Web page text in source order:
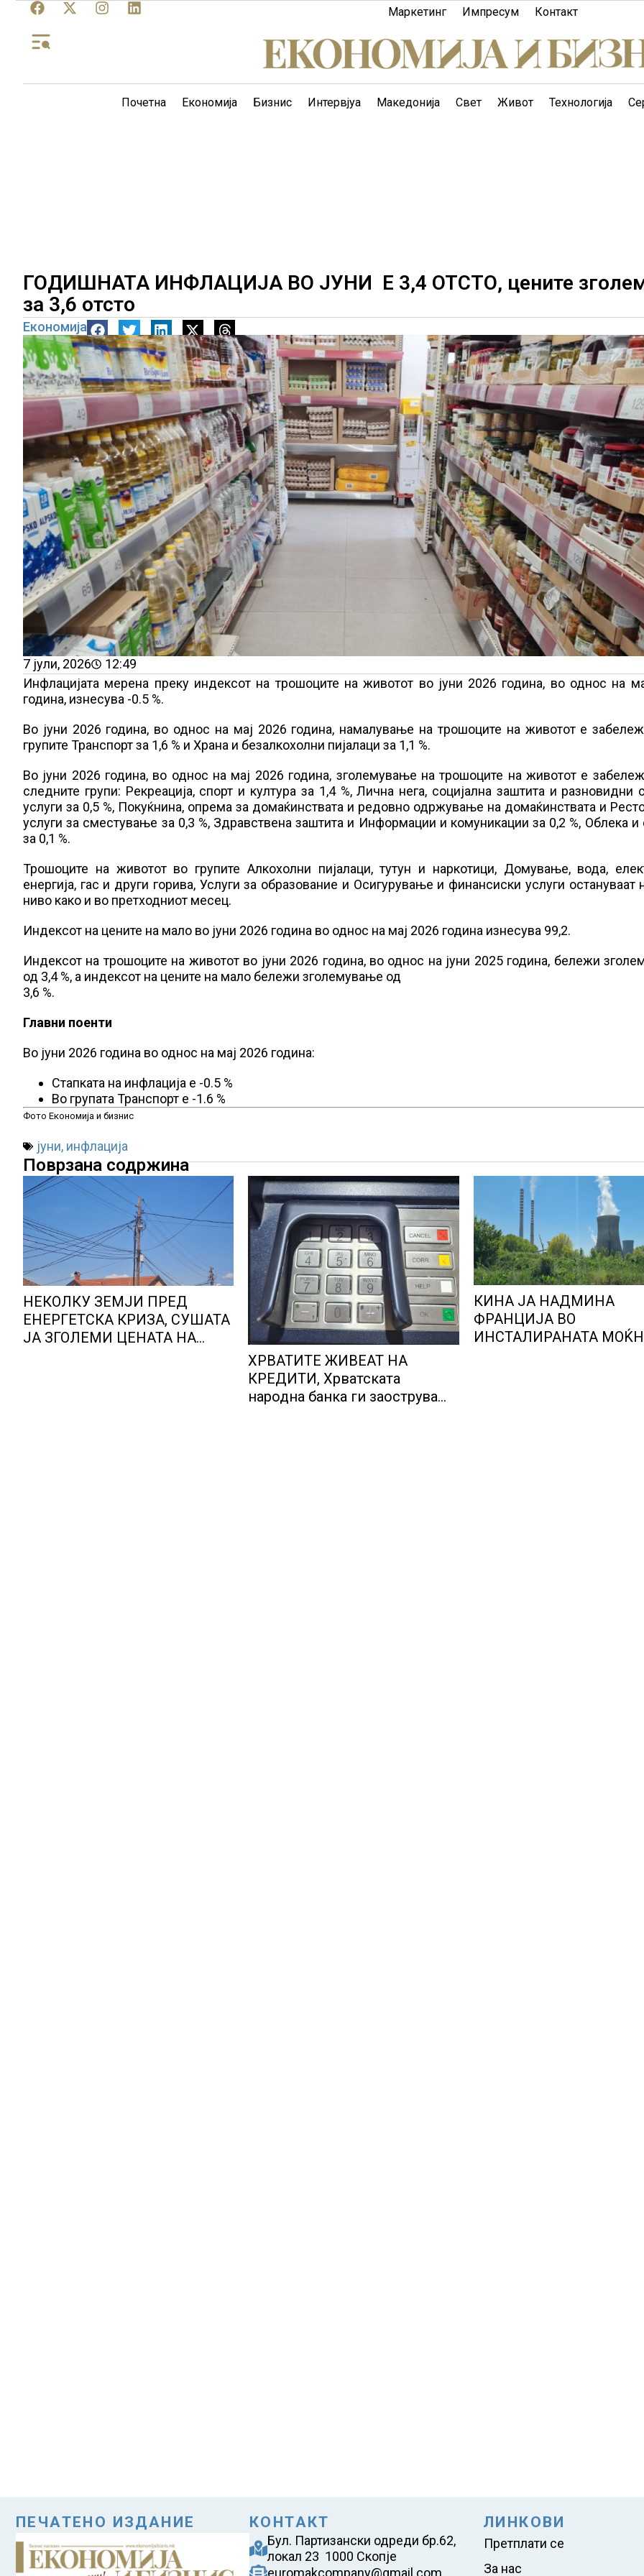
Маркетинг Импресум Контакт
Почетна Економија Бизнис Интервјуа Македонија Свет Живот Технологија
ГОДИШНАТА ИНФЛАЦИЈА ВО ЈУНИ Е 3,4 ОТСТО, цените
за 3,6 отсто
Економија
7 јули, 2026
12:49
Инфлацијата мерена преку индексот на трошоците на животот во јуни 2026 година, во однос на
година, изнесува -0.5 %.
Во јуни 2026 година, во однос на мај 2026 година, намалување на трошоците на животот е
групите Транспорт за 1,6 % и Храна и безалкохолни пијалаци за 1,1 %.
Во јуни 2026 година, во однос на мај 2026 година, зголемување на трошоците на животот е
следните групи: Рекреација, спорт и култура за 1,4 %, Лична нега, социјална заштита и разновидни
услуги за 0,5 %, Покуќнина, опрема за домаќинствата и редовно одржување на домаќинствата и
услуги за сместување за 0,3 %, Здравствена заштита и Информации и комуникации за 0,2 %, Облека и
за 0,1 %.
Трошоците на животот во групите Алкохолни пијалаци, тутун и наркотици, Домување, вода,
енергија, гас и други горива, Услуги за образование и Осигурување и финансиски услуги остануваат
ниво како и во претходниот месец.
Индексот на цените на мало во јуни 2026 година во однос на мај 2026 година изнесува 99,2.
Индексот на трошоците на животот во јуни 2026 година, во однос на јуни 2025 година, бележи
од 3,4 %, а индексот на цените на мало бележи зголемување од
3,6 %.
Главни поенти
Во јуни 2026 година во однос на мај 2026 година:
Стапката на инфлација е -0.5 %
Во групата Транспорт е -1.6 %
Фото Економија и бизнис
јуни, инфлација
Поврзана содржина
НЕКОЛКУ ЗЕМЈИ ПРЕД
ЕНЕРГЕТСКА КРИЗА, СУШАТА
ЈА ЗГОЛЕМИ ЦЕНАТА НА
ХРВАТИТЕ ЖИВЕАТ НА
КРЕДИТИ, Хрватската
народна банка ги заострува
КИНА ЈА НАДМИНА
ФРАНЦИЈА ВО
ИНСТАЛИРАНАТА
ПЕЧАТЕНО ИЗДАНИЕ КОНТАКТ
Бул. Партизански одреди бр.62,
локал 23 1000 Скопје
ЛИНКОВИ
Претплати се
За нас